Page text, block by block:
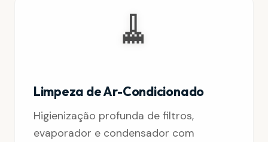
🧹
Limpeza de Ar-Condicionado
Higienização profunda de filtros,
evaporador e condensador com